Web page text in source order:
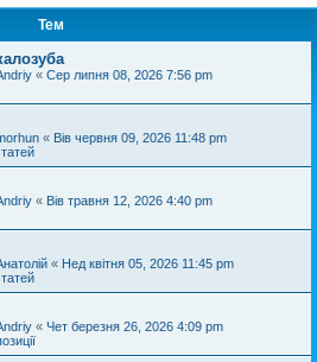
Тем
« Сер липня 08, 2026 7:56 pm
« Вів червня 09, 2026 11:48 pm
« Вів травня 12, 2026 4:40 pm
« Нед квітня 05, 2026 11:45 pm
« Чет березня 26, 2026 4:09 pm